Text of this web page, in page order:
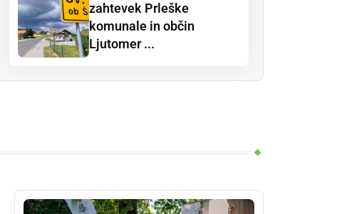
zahtevek Prleške
komunale in občin
Ljutomer ...